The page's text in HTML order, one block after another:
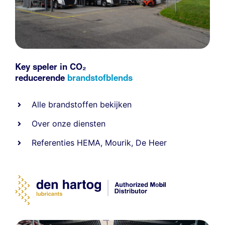
Key speler in CO₂
reducerende brandstofblends
Alle brandstoffen bekijken
Over onze diensten
Referenties HEMA, Mourik, De Heer